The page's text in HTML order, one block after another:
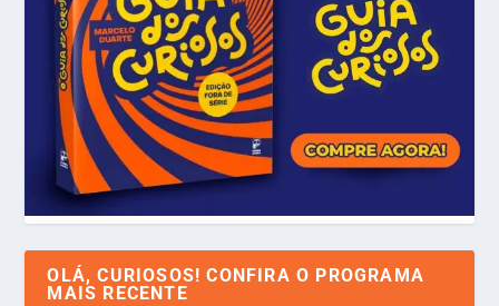
OLÁ, CURIOSOS! CONFIRA O PROGRAMA
MAIS RECENTE